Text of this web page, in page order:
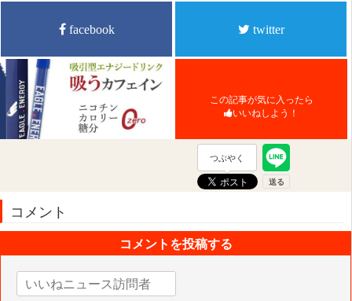
facebook twitter
この記事が気に入ったら
いいねしよう！
つぶやく
コメント
コメントを投稿する